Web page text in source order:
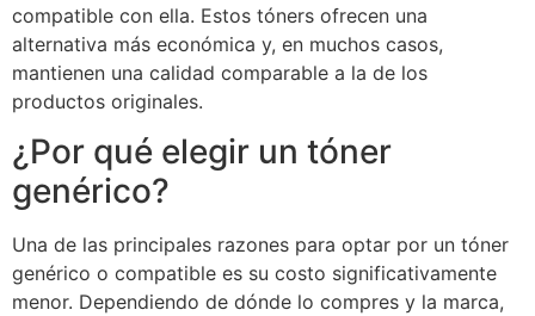
compatible con ella. Estos tóners ofrecen una
alternativa más económica y, en muchos casos,
mantienen una calidad comparable a la de los
productos originales.
¿Por qué elegir un tóner
genérico?
Una de las principales razones para optar por un tóner
genérico o compatible es su costo significativamente
menor. Dependiendo de dónde lo compres y la marca,